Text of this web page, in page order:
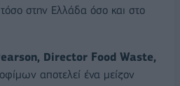
στην Ελλάδα όσο και στο
Director Food Waste,
αποτελεί ένα μείζον